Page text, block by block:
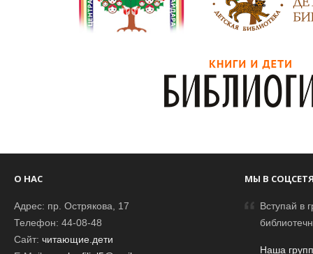
О НАС
Адрес: пр. Острякова, 17
Телефон: 44-08-48
Сайт: читающие.дети
МЫ В
Вступай в
Наша